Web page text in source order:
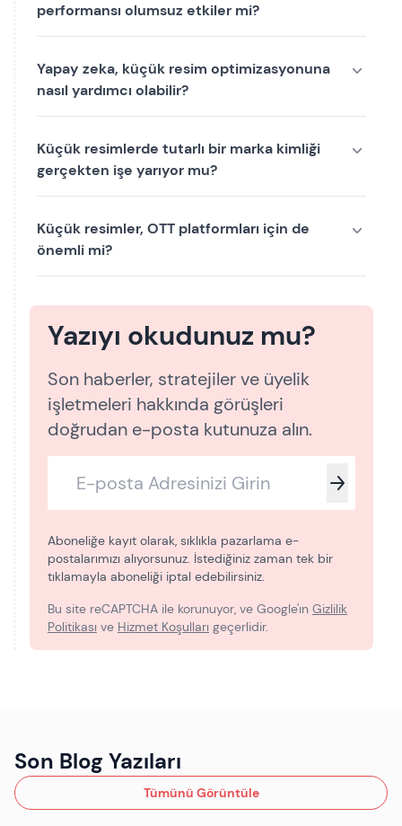
performansı olumsuz etkiler mi?
Yapay zeka, küçük resim optimizasyonuna
nasıl yardımcı olabilir?
Küçük resimlerde tutarlı bir marka kimliği
gerçekten işe yarıyor mu?
Küçük resimler, OTT platformları için de
önemli mi?
Yazıyı okudunuz mu?
Son haberler, stratejiler ve üyelik
işletmeleri hakkında görüşleri
doğrudan e-posta kutunuza alın.
Aboneliğe kayıt olarak, sıklıkla pazarlama e-
postalarımızı alıyorsunuz. İstediğiniz zaman tek bir
tıklamayla aboneliği iptal edebilirsiniz.
Bu site reCAPTCHA ile korunuyor, ve Google'ın Gizlilik
Politikası ve Hizmet Koşulları geçerlidir.
Son Blog Yazıları
Tümünü Görüntüle